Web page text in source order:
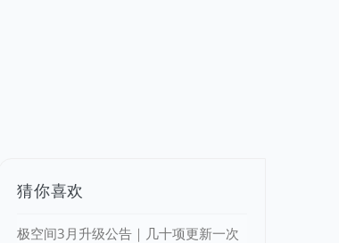
猜你喜欢
极空间3月升级公告｜几十项更新一次